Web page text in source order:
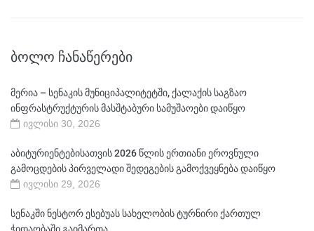
ᲑᲝᲚᲝ ᲩᲐᲜᲐᲬᲔᲠᲔᲑᲘ
მერია – სენაკის მუნიციპალიტეტში, ქალაქის საგზაო
ინფრასტრუქტურის მასშტაბური სამუშაოები დაიწყო
ივლისი 30, 2026
აბიტურიენტებისათვის 2026 წლის ერთიანი ეროვნული
გამოცდების პირველადი შედეგების გამოქვეყნება დაიწყო
ივლისი 29, 2026
სენაკში ნესტორ ესებუას სახელობის ტურნირი ქართულ